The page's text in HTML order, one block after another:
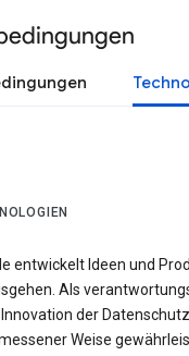
entwickelt Ideen und
Als
der
Weise